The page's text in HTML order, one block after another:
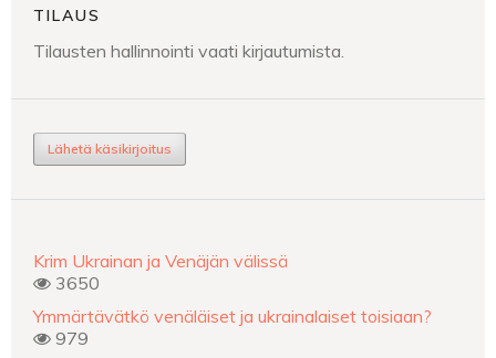
TILAUS
Tilausten hallinnointi vaati kirjautumista.
Lähetä käsikirjoitus
Krim Ukrainan ja Venäjän välissä
3650
Ymmärtävätkö venäläiset ja ukrainalaiset toisiaan?
979